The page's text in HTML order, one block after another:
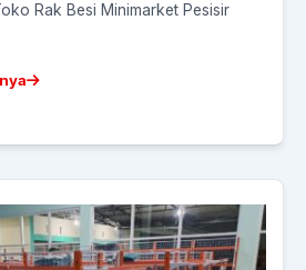
Rak Besi Minimarket Pesisir